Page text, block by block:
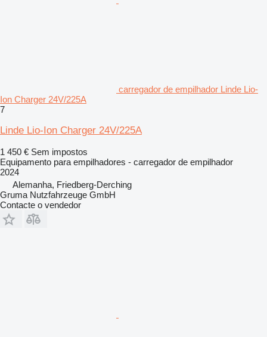
carregador de empilhador Linde Lio-
Ion Charger 24V/225A
7
Linde Lio-Ion Charger 24V/225A
1 450 € Sem impostos
Equipamento para empilhadores - carregador de empilhador
2024
Alemanha, Friedberg-Derching
Gruma Nutzfahrzeuge GmbH
Contacte o vendedor